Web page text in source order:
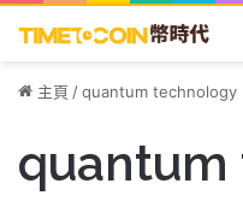
主頁 /quantum technology